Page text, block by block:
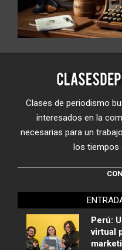
Clases de periodismo
interesados en la
necesarias para un
los tiempos
Perú:
virtual